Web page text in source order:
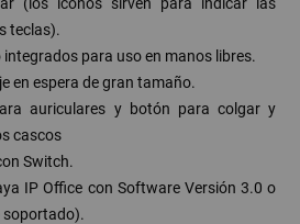
teclas).
para uso en manos libres.
en espera de gran tamaño.
auriculares y botón para colgar y
cascos
Switch.
IP Office con Software Versión 3.0 o
soportado).